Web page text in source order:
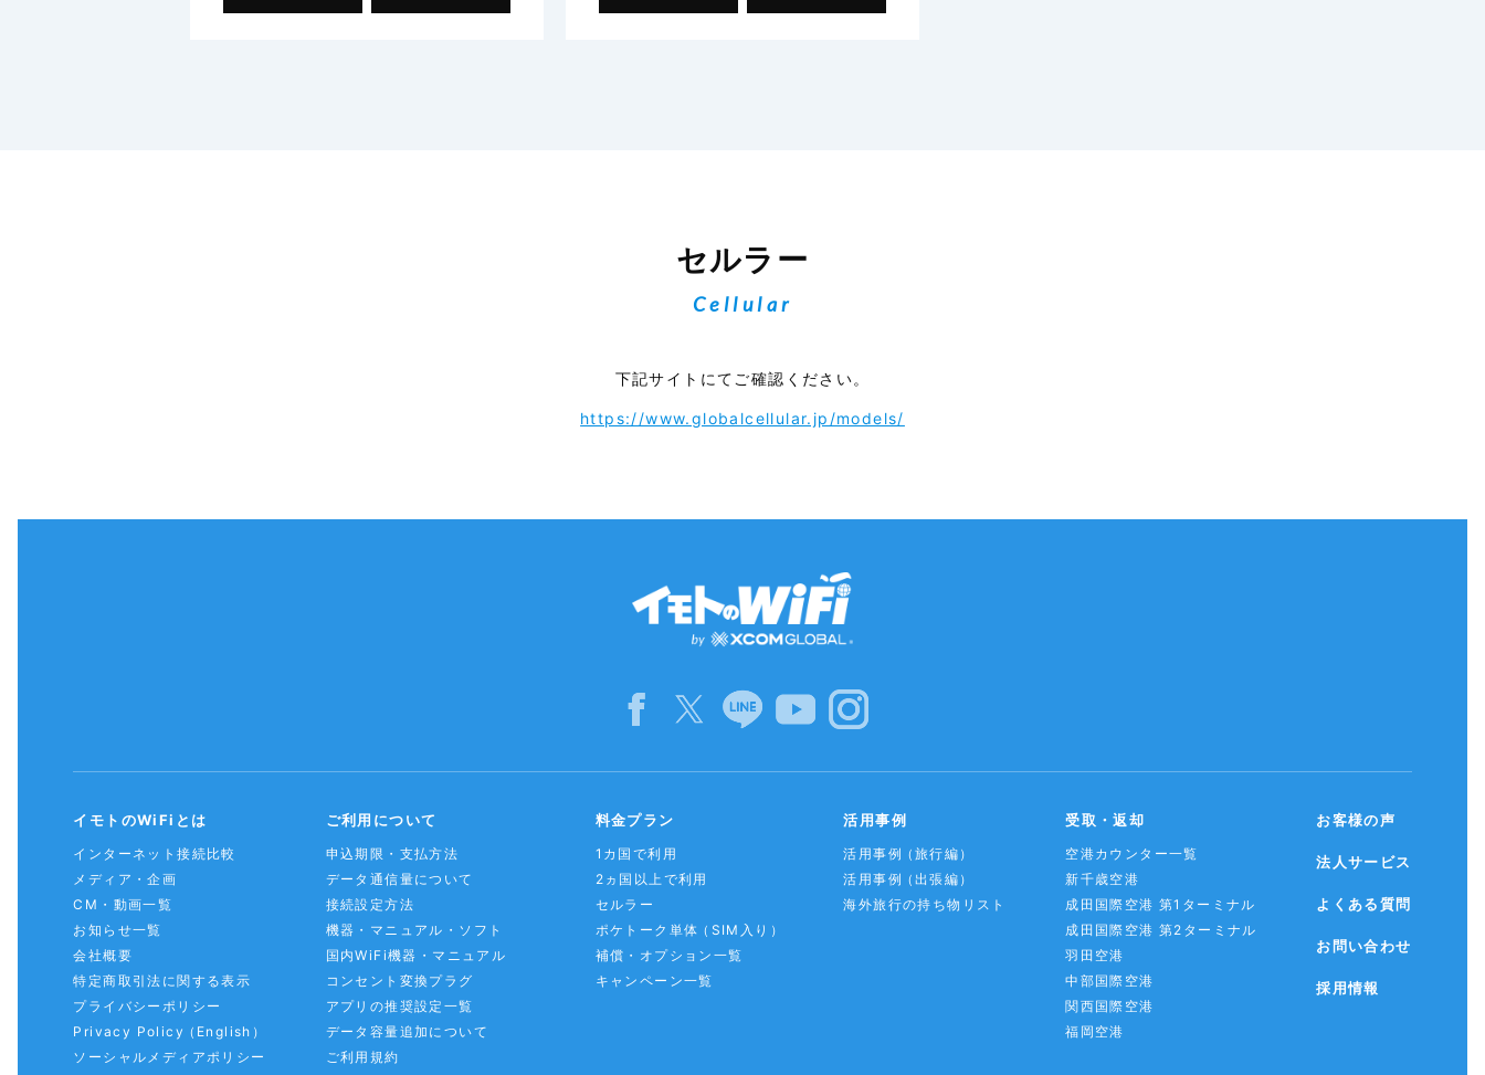
セルラー
Cellular
下記サイトにてご確認ください。
https://www.globalcellular.jp/models/
イモトのWiFiとは
インターネット接続比較
メディア・企画
CM・動画一覧
お知らせ一覧
会社概要
特定商取引法に関する表示
プライバシーポリシー
Privacy Policy（English）
ソーシャルメディアポリシー
ご利用について
申込期限・支払方法
データ通信量について
接続設定方法
機器・マニュアル・ソフト
国内WiFi機器・マニュアル
コンセント変換プラグ
アプリの推奨設定一覧
データ容量追加について
ご利用規約
料金プラン
1カ国で利用
2ヵ国以上で利用
セルラー
ポケトーク単体（SIM入り）
補償・オプション一覧
キャンペーン一覧
活用事例
活用事例（旅行編）
活用事例（出張編）
海外旅行の持ち物リスト
受取・返却
空港カウンター一覧
新千歳空港
成田国際空港 第1ターミナル
成田国際空港 第2ターミナル
羽田空港
中部国際空港
関西国際空港
福岡空港
お客様の声
法人サービス
よくある質問
お問い合わせ
採用情報